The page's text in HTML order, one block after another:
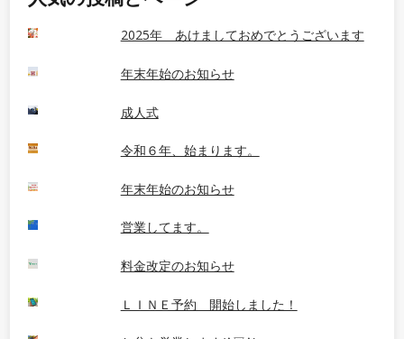
2025年 あけましておめでとうございます
年末年始のお知らせ
成人式
令和６年、始まります。
年末年始のお知らせ
営業してます。
料金改定のお知らせ
ＬＩＮＥ予約 開始しました！